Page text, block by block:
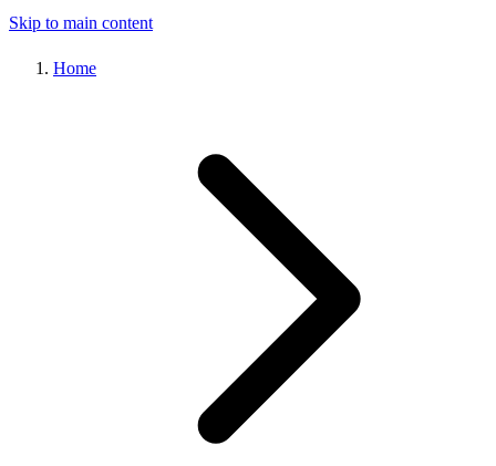
Skip to main content
Home